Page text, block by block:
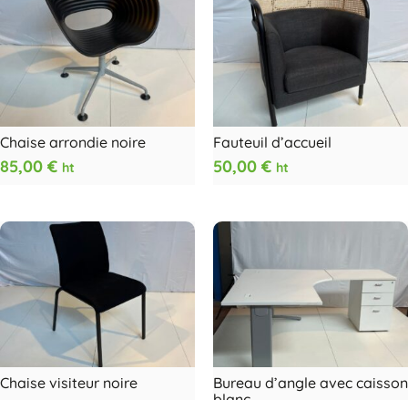
Chaise arrondie noire
85,00 € ht
Fauteuil d’accueil
50,00 € ht
Chaise visiteur noire
Bureau d’angle avec caisson